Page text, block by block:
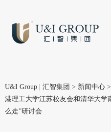
U&I Group | 汇智集团 > 新闻中心 >
港理工大学江苏校友会和清华大学
么走”研讨会